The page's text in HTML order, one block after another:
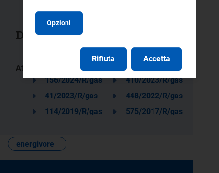
Documenti collegati
Atti:
156/2024/R/gas
410/2023/R/gas
41/2023/R/gas
448/2022/R/gas
114/2019/R/gas
575/2017/R/gas
energivore
Opzioni
Rifiuta Accetta